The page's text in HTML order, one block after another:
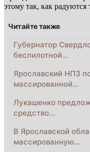
этому так, как
Читайте также
Губернатор
беспилотной…
Ярославский НПЗ
массированной…
Лукашенко
средство…
В Ярославской
массированную…